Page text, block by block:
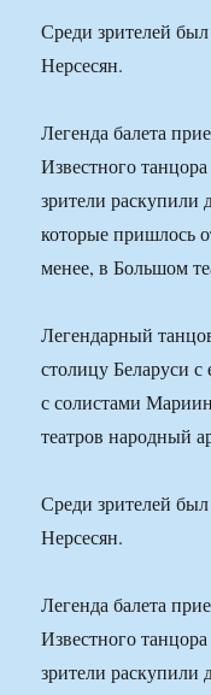
Среди зрителей
Нерсесян.
Легенда балета
Известного
зрители раскупили
которые пришлось
менее, в Большом
Легендарный
столицу Беларуси
с солистами
театров народный
Среди зрителей
Нерсесян.
Легенда балета
Известного
зрители раскупили